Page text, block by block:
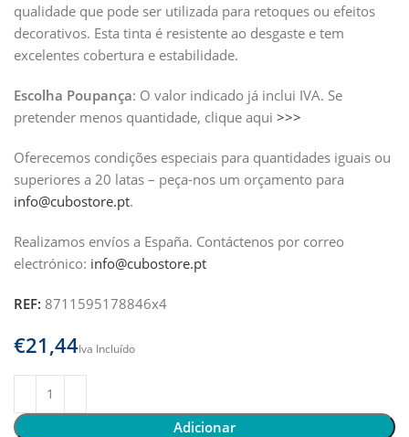
qualidade que pode ser utilizada para retoques ou efeitos
decorativos. Esta tinta é resistente ao desgaste e tem
excelentes cobertura e estabilidade.
Escolha Poupança: O valor indicado já inclui IVA. Se
pretender menos quantidade, clique aqui>>>
Oferecemos condições especiais para quantidades iguais ou
superiores a 20 latas – peça-nos um orçamento para
info@cubostore.pt.
Realizamos envíos a España. Contáctenos por correo
electrónico: info@cubostore.pt
REF:8711595178846x4
€
Adicionar